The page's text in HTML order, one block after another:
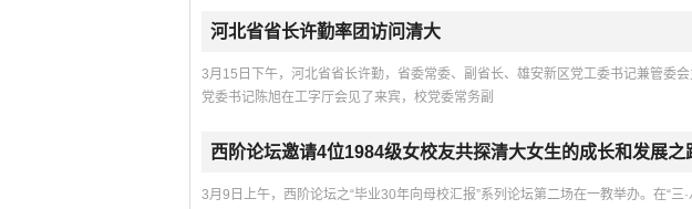
河北省省长许勤率团访问清大
3月15日下午，河北省省长许勤，省委常委、副省长、雄安新区党工委书记兼管委
党委书记陈旭在工字厅会见了来宾，校党委常务副
西阶论坛邀请4位1984级女校友共探清大女生的成长和发展之
3月9日上午，西阶论坛之“毕业30年向母校汇报”系列论坛第二场在一教举办。在“三